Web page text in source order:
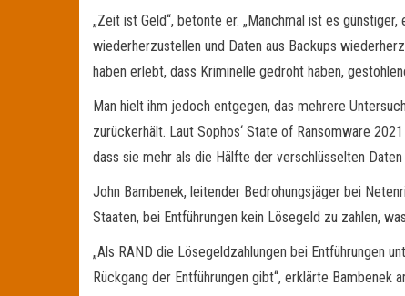
„Zeit ist Geld“, betonte er. „Manchmal ist es
wiederherzustellen und Daten aus Backups
haben erlebt, dass Kriminelle gedroht haben,
Man hielt ihm jedoch entgegen, das mehrere
zurückerhält. Laut Sophos‘ State of Ransomware
dass sie mehr als die Hälfte der verschlüsselten
John Bambenek, leitender Bedrohungsjäger bei
Staaten, bei Entführungen kein Lösegeld zu zahlen,
„Als RAND die Lösegeldzahlungen bei Entführungen
Rückgang der Entführungen gibt“, erklärte Bambenek